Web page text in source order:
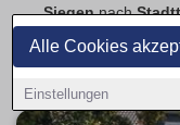
Alle Cookies
Einstellungen
Siegennach